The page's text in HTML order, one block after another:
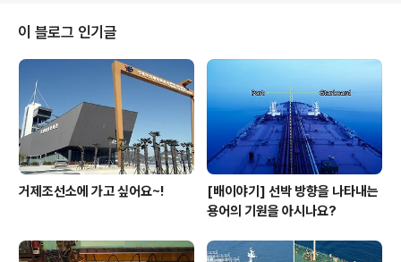
초부터 생산 쪽을 염두에 두고 있었죠. 안전모 쓰고 오토바
이 타면서 현장을 누비는 제 모습을 그리면서요. 석근 사원
: 대학교 2학년 때 일주일 동안 일당 6만원 받고 우리 회사
에서 용역으로 일한 적이 있었어요. 그 때 잠시나마 '아...여
기가 땀흘려 일하는 진정한 현장이구나.'를 몸소 느꼈죠...
이 블로그 인기글
거제조선소에 가고 싶어요~!
[배이야기] 선박 방향을 나타내는
용어의 기원을 아시나요?